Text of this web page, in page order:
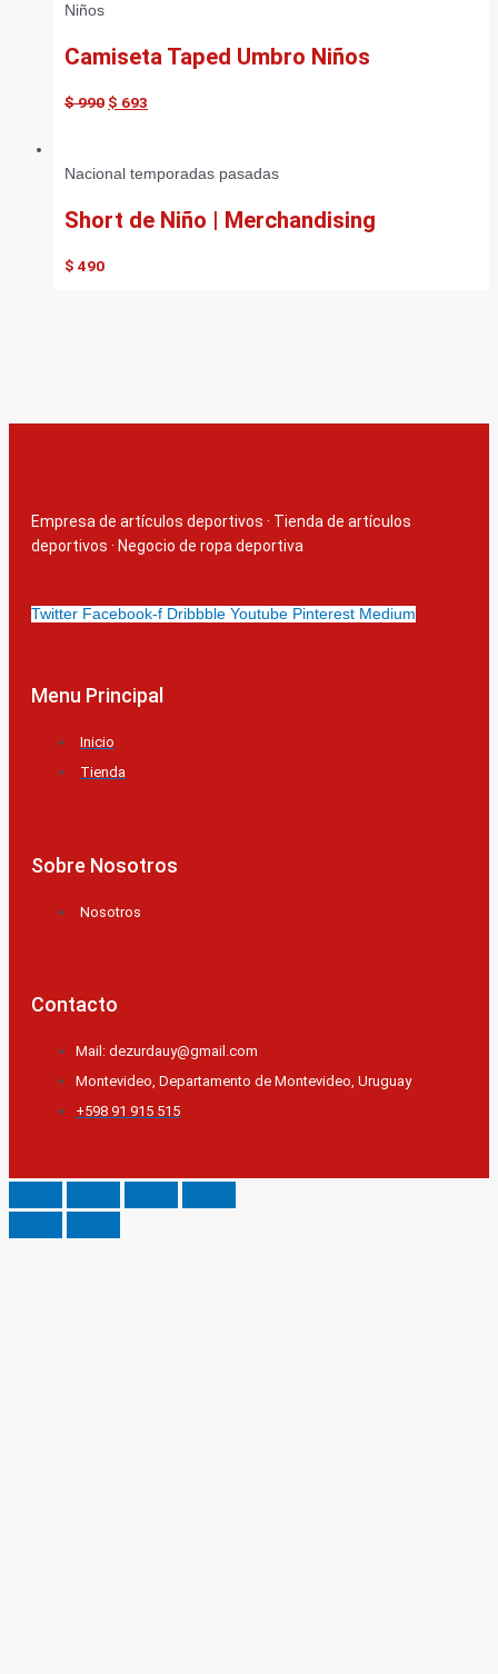
Niños
Camiseta Taped Umbro Niños
$990 $ 693
Nacional temporadas pasadas
Short de Niño | Merchandising
$ 490
Empresa de artículos deportivos · Tienda de artículos
deportivos · Negocio de ropa deportiva
Twitter Facebook-f Dribbble Youtube Pinterest Medium
Menu Principal
Inicio
Tienda
Sobre Nosotros
Nosotros
Contacto
Mail: dezurdauy@gmail.com
Montevideo, Departamento de Montevideo, Uruguay
+598 91 915 515